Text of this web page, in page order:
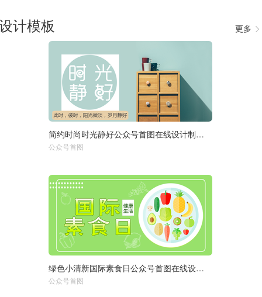
计模板 更多 
选择尺寸： 1920px 950px 简约时尚时光静好公众号首图在线设计制作生成二维码模板图片
公众号首图
选择尺寸： 1920px 950px 绿色小清新国际素食日公众号首图在线设计制作生成二维码模板图片
公众号首图